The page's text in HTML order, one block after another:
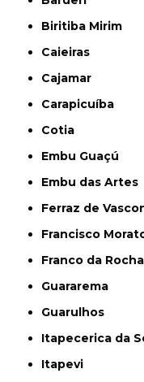
Biritiba Mirim
Caieiras
Cajamar
Carapicuíba
Cotia
Embu Guaçú
Embu das Artes
Ferraz de
Francisco
Franco da Rocha
Guararema
Guarulhos
Itapecerica da
Itapevi